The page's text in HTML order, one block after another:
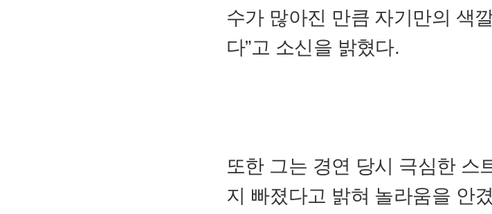
수가 많아진 만큼 자기만의 색
다”고 소신을 밝혔다.
또한 그는 경연 당시 극심한 스
지 빠졌다고 밝혀 놀라움을 안